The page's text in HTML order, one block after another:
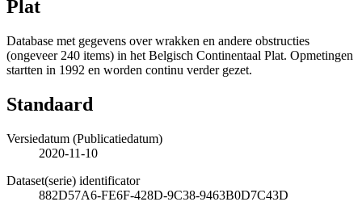
Plat
Database met gegevens over wrakken en andere obstructies
(ongeveer 240 items) in het Belgisch Continentaal Plat. Opmetingen
startten in 1992 en worden continu verder gezet.
Standaard
Versiedatum (Publicatiedatum)
2020-11-10
Dataset(serie) identificator
882D57A6-FE6F-428D-9C38-9463B0D7C43D